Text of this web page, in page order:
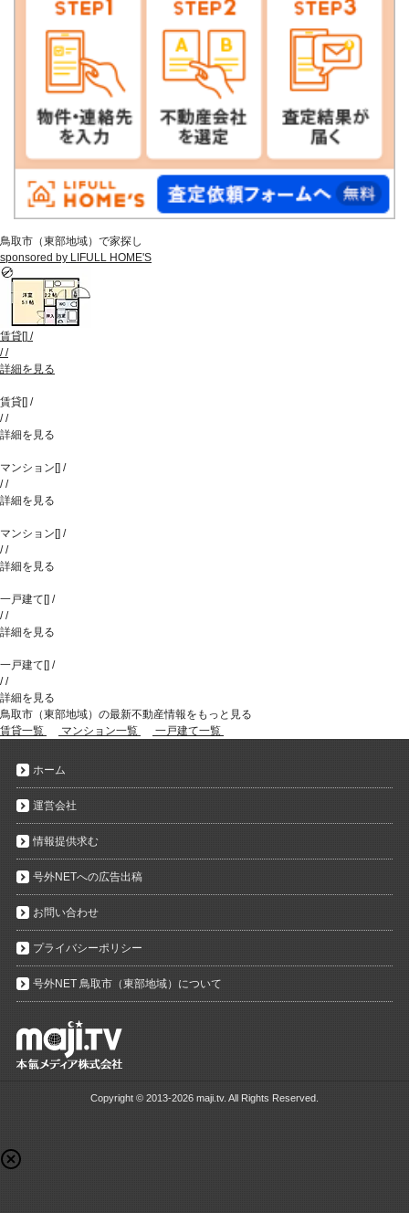
鳥取市（東部地域）で家探し
sponsored by LIFULL HOME'S
賃貸[] /
//
詳細を見る
賃貸[] /
//
詳細を見る
マンション [] /
//
詳細を見る
マンション [] /
//
詳細を見る
一戸建て [] /
//
詳細を見る
一戸建て [] /
//
詳細を見る
鳥取市（東部地域）の最新不動産情報をもっと見る
賃貸一覧
マンション一覧 一戸建て一覧
ホーム
運営会社
情報提供求む
号外NETへの広告出稿
お問い合わせ
プライバシーポリシー
号外NET 鳥取市（東部地域）について
Copyright © 2013-2026 maji.tv. All Rights Reserved.